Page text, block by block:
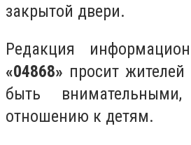
закрытой двери.
Редакция
«04868» просит жителей
быть
отношению к детям.